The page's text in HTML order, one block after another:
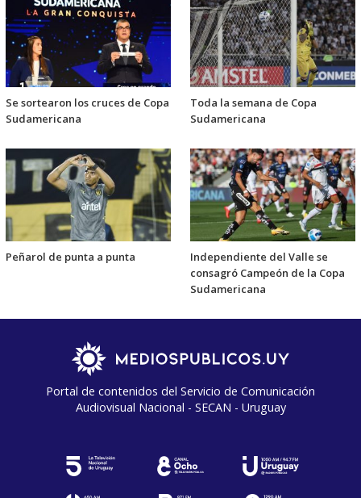
Se sortearon los cruces de Copa
Sudamericana
Toda la semana de Copa
Sudamericana
Peñarol de punta a punta
Independiente del Valle se
consagró Campeón de la Copa
Sudamericana
Portal de contenidos del Servicio de Comunicación
Audiovisual Nacional - SECAN - Uruguay